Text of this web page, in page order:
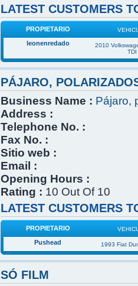
LATEST CUSTOMERS
PROPIETARIO
leonenredado
2010
TDI
PÁJARO,
Business Name : Pájaro,
Address :
Telephone No. :
Fax No. :
Sitio web :
Email :
Opening Hours :
Rating : 10 Out Of 10
LATEST CUSTOMERS
PROPIETARIO
Pushead 1993 Fiat
SÓ FILM